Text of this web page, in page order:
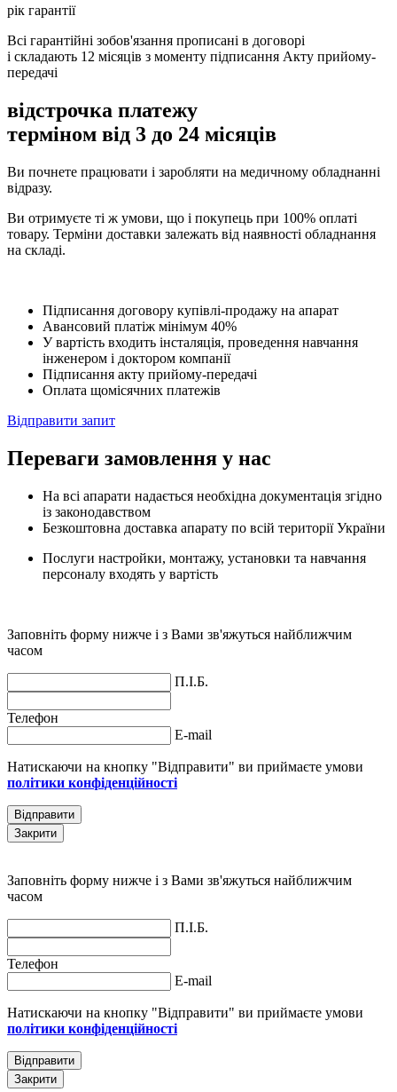
рік гарантії
Всі гарантійні зобов'язання прописані в договорі
і складають 12 місяців з моменту підписання Акту прийому-
передачі
відстрочка платежу
терміном від 3 до 24 місяців
Ви почнете працювати і заробляти на медичному обладнанні
відразу.
Ви отримуєте ті ж умови, що і покупець при 100% оплаті
товару. Терміни доставки залежать від наявності обладнання
на складі.
Підписання договору купівлі-продажу на апарат
Авансовий платіж мінімум 40%
У вартість входить інсталяція, проведення навчання
інженером і доктором компанії
Підписання акту прийому-передачі
Оплата щомісячних платежів
Відправити запит
Переваги замовлення у нас
На всі апарати надається необхідна документація згідно
із законодавством
Безкоштовна доставка апарату по всій території України
Послуги настройки, монтажу, установки та навчання
персоналу входять у вартість
Заповніть форму нижче і з Вами зв'яжуться найближчим
часом
П.І.Б.
Телефон
E-mail
Натискаючи на кнопку "Відправити" ви приймаєте умови
політики конфіденційності
Відправити
Закрити
Заповніть форму нижче і з Вами зв'яжуться найближчим
часом
П.І.Б.
Телефон
E-mail
Натискаючи на кнопку "Відправити" ви приймаєте умови
політики конфіденційності
Відправити
Закрити